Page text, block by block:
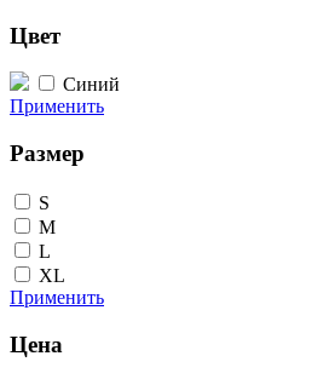
Цвет
Синий
Применить
Размер
S
M
L
XL
Применить
Цена